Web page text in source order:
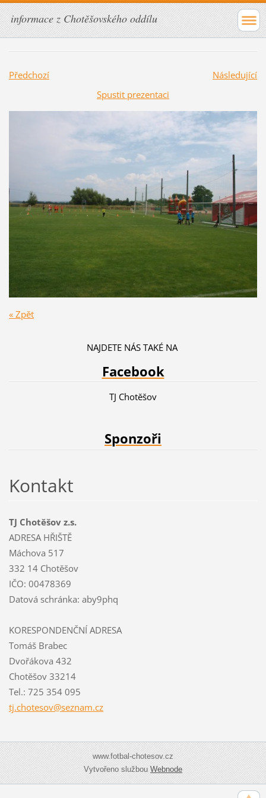
informace z Chotěšovského oddílu
Předchozí
Následující
Spustit prezentaci
« Zpět
NAJDETE NÁS TAKÉ NA
Facebook
TJ Chotěšov
Sponzoři
Kontakt
TJ Chotěšov z.s.
ADRESA HŘIŠTĚ
Máchova 517
332 14 Chotěšov
IČO: 00478369
Datová schránka: aby9phq
KORESPONDENČNÍ ADRESA
Tomáš Brabec
Dvořákova 432
Chotěšov 33214
Tel.: 725 354 095
tj.chotesov@seznam.cz
www.fotbal-chotesov.cz
Vytvořeno službouWebnode